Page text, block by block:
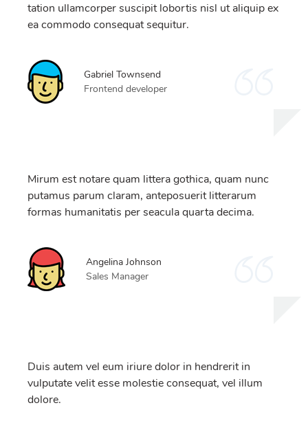
tation ullamcorper suscipit lobortis nisl ut aliquip ex
ea commodo consequat sequitur.
Gabriel Townsend
Frontend developer
Mirum est notare quam littera gothica, quam nunc
putamus parum claram, anteposuerit litterarum
formas humanitatis per seacula quarta decima.
Angelina Johnson
Sales Manager
Duis autem vel eum iriure dolor in hendrerit in
vulputate velit esse molestie consequat, vel illum
dolore.